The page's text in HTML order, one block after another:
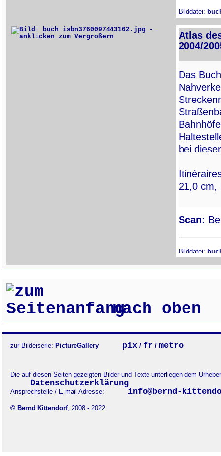
Bilddatei:
Atlas
2004/
Das
bei
21,0 cm,
Scan:
Bilddatei:
nach oben
zur Bilderserie: PictureGallery pix / fr / metro
Die auf diesen Seiten gezeigten Bilder und Texte unterliegen dem
Datenschutzerklärung.
Ansprechstelle / E-mail Adresse:
info@bernd-
© Bernd Kittendorf, 2008 - 2022